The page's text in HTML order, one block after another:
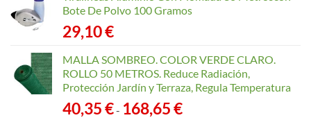
Bote De Polvo 100 Gramos
29,10€
MALLA SOMBREO. COLOR VERDE CLARO.
ROLLO 50 METROS. Reduce Radiación,
Protección Jardín y Terraza, Regula Temperatura
40,35€- 168,65€Rango